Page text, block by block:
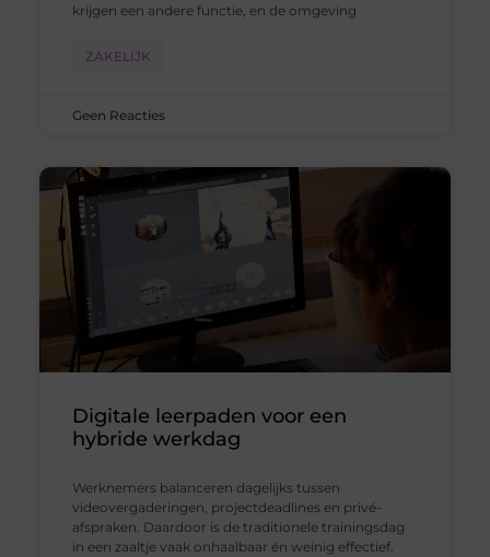
krijgen een andere functie, en de omgeving
ZAKELIJK
Geen Reacties
Digitale leerpaden voor een
hybride werkdag
Werknemers balanceren dagelijks tussen
videovergaderingen, projectdeadlines en privé-
afspraken. Daardoor is de traditionele trainingsdag
in een zaaltje vaak onhaalbaar én weinig effectief.